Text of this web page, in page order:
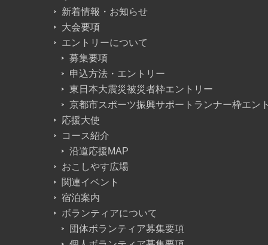
新着情報・お知らせ
大会要項
エントリーについて
募集要項
申込方法・エントリー
東日本大震災被災者枠エントリー
京都市スポーツ振興サポートランナー枠エン
応援大使
コース紹介
沿道応援MAP
おこしやす広場
関連イベント
宿泊案内
ボランティアについて
団体ボランティア募集要項